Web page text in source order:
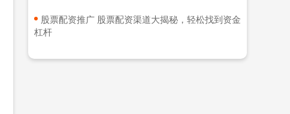
​股票配资推广 股票配资渠道大揭秘，轻松找到资金
杠杆